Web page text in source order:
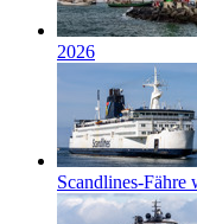
2026
Scandlines-Fähre